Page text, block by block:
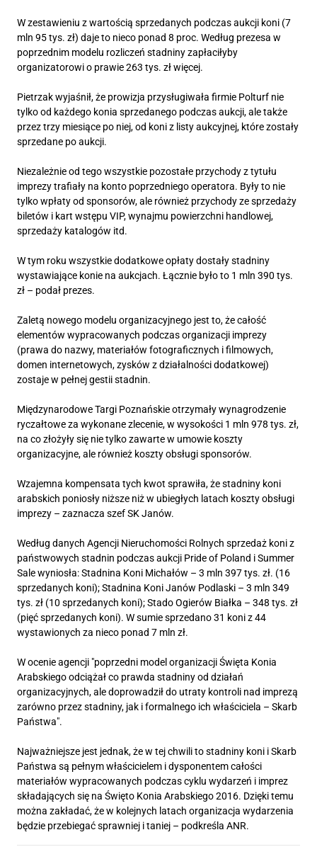
W zestawieniu z wartością sprzedanych podczas aukcji koni (7
mln 95 tys. zł) daje to nieco ponad 8 proc. Według prezesa w
poprzednim modelu rozliczeń stadniny zapłaciłyby
organizatorowi o prawie 263 tys. zł więcej.
Pietrzak wyjaśnił, że prowizja przysługiwała firmie Polturf nie
tylko od każdego konia sprzedanego podczas aukcji, ale także
przez trzy miesiące po niej, od koni z listy aukcyjnej, które zostały
sprzedane po aukcji.
Niezależnie od tego wszystkie pozostałe przychody z tytułu
imprezy trafiały na konto poprzedniego operatora. Były to nie
tylko wpłaty od sponsorów, ale również przychody ze sprzedaży
biletów i kart wstępu VIP, wynajmu powierzchni handlowej,
sprzedaży katalogów itd.
W tym roku wszystkie dodatkowe opłaty dostały stadniny
wystawiające konie na aukcjach. Łącznie było to 1 mln 390 tys.
zł – podał prezes.
Zaletą nowego modelu organizacyjnego jest to, że całość
elementów wypracowanych podczas organizacji imprezy
(prawa do nazwy, materiałów fotograficznych i filmowych,
domen internetowych, zysków z działalności dodatkowej)
zostaje w pełnej gestii stadnin.
Międzynarodowe Targi Poznańskie otrzymały wynagrodzenie
ryczałtowe za wykonane zlecenie, w wysokości 1 mln 978 tys. zł,
na co złożyły się nie tylko zawarte w umowie koszty
organizacyjne, ale również koszty obsługi sponsorów.
Wzajemna kompensata tych kwot sprawiła, że stadniny koni
arabskich poniosły niższe niż w ubiegłych latach koszty obsługi
imprezy – zaznacza szef SK Janów.
Według danych Agencji Nieruchomości Rolnych sprzedaż koni z
państwowych stadnin podczas aukcji Pride of Poland i Summer
Sale wyniosła: Stadnina Koni Michałów – 3 mln 397 tys. zł. (16
sprzedanych koni); Stadnina Koni Janów Podlaski – 3 mln 349
tys. zł (10 sprzedanych koni); Stado Ogierów Białka – 348 tys. zł
(pięć sprzedanych koni). W sumie sprzedano 31 koni z 44
wystawionych za nieco ponad 7 mln zł.
W ocenie agencji "poprzedni model organizacji Święta Konia
Arabskiego odciążał co prawda stadniny od działań
organizacyjnych, ale doprowadził do utraty kontroli nad imprezą
zarówno przez stadniny, jak i formalnego ich właściciela – Skarb
Państwa".
Najważniejsze jest jednak, że w tej chwili to stadniny koni i Skarb
Państwa są pełnym właścicielem i dysponentem całości
materiałów wypracowanych podczas cyklu wydarzeń i imprez
składających się na Święto Konia Arabskiego 2016. Dzięki temu
można zakładać, że w kolejnych latach organizacja wydarzenia
będzie przebiegać sprawniej i taniej – podkreśla ANR.